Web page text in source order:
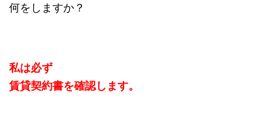
何をしますか？
私は必ず
賃貸契約書を確認します。